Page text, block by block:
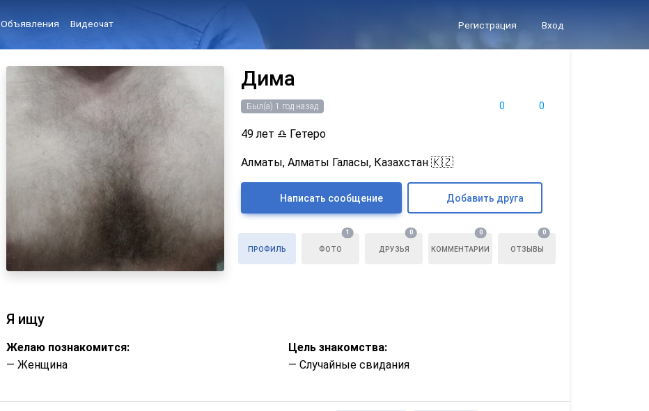
Объявления Видеочат Регистрация Вход
Дима
0 0
Был(а) 1 год назад
49 лет ♎ Гетеро
Алматы, Алматы Галасы, Казахстан 🇰🇿
Написать сообщение Добавить друга
ПРОФИЛЬ ФОТО
1
ДРУЗЬЯ
0
КОММЕНТАРИИ
0
ОТЗЫВЫ
0
Я ищу
Желаю познакомится:
— Женщина
Цель знакомства:
— Случайные свидания